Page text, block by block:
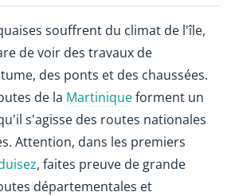
souffrent du climat de l'île,
de voir des travaux de
des ponts et des chaussées.
de la Martiniqueforment un
s'agisse des routes nationales
Attention, dans les premiers
, faites preuve de grande
départementales et